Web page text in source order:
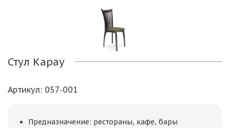
Стул Карау
Артикул: 057-001
Предназначение: рестораны, кафе, бары